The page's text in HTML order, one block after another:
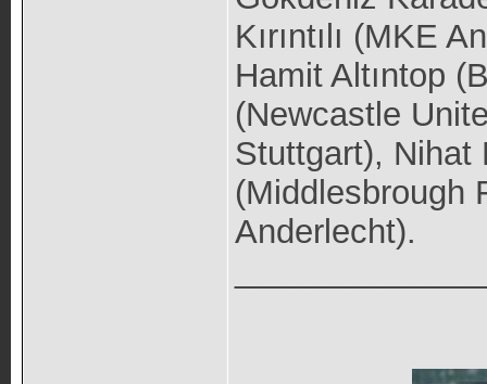
Kırıntılı (MKE
Hamit Altıntop
(Newcastle
Stuttgart), Nihat
(Middlesbrough
Anderlecht).